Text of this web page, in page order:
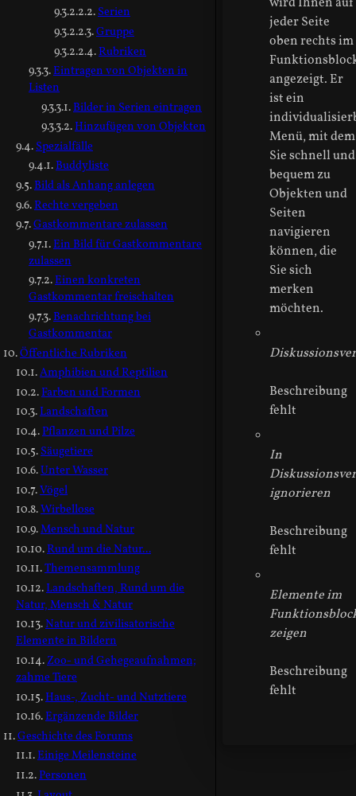
Serien
Gruppe
Rubriken
Eintragen von Objekten in
Listen
Bilder in Serien eintragen
Hinzufügen von Objekten
Spezialfälle
Buddyliste
Bild als Anhang anlegen
Rechte vergeben
Gastkommentare zulassen
Ein Bild für Gastkommentare
zulassen
Einen konkreten
Gastkommentar freischalten
Benachrichtung bei
Gastkommentar
Öffentliche Rubriken
Amphibien und Reptilien
Farben und Formen
Landschaften
Pflanzen und Pilze
Säugetiere
Unter Wasser
Vögel
Wirbellose
Mensch und Natur
Rund um die Natur...
Themensammlung
Landschaften, Rund um die
Natur, Mensch & Natur
Natur und zivilisatorische
Elemente in Bildern
Zoo- und Gehegeaufnahmen;
zahme Tiere
Haus-, Zucht- und Nutztiere
Ergänzende Bilder
Geschichte des Forums
Einige Meilensteine
Personen
jeder Seite
oben rechts im
angezeigt. Er
ist ein
Menü, mit dem
Sie schnell und
bequem zu
Objekten und
Seiten
navigieren
können, die
Sie sich
merken
möchten.
Beschreibung
fehlt
In
ignorieren
Beschreibung
fehlt
Elemente im
zeigen
Beschreibung
fehlt